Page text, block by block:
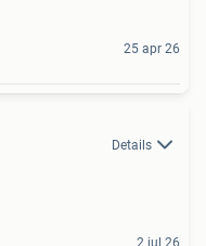
25 apr 26
Details
2 jul 26